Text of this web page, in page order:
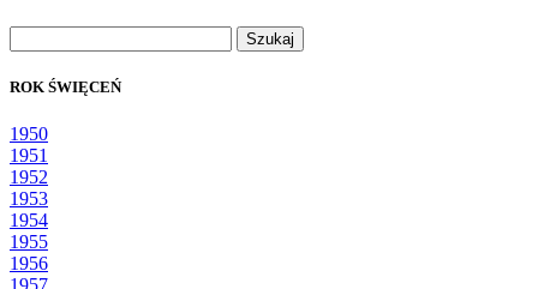
ROK ŚWIĘCEŃ
1950
1951
1952
1953
1954
1955
1956